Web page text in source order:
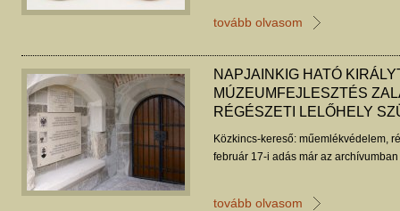
tovább olvasom
NAPJAINKIG HATÓ
MÚZEUMFEJLESZTÉS
RÉGÉSZETI LELŐHELY
Közkincs-kereső: műemlékvédelem,
február 17-i adás már az
tovább olvasom